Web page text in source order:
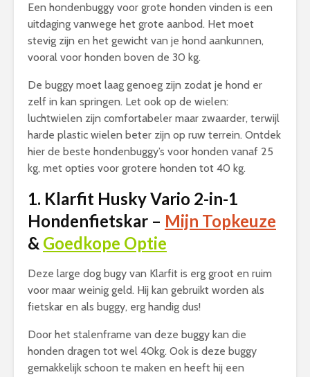
Een hondenbuggy voor grote honden vinden is een
uitdaging vanwege het grote aanbod. Het moet
stevig zijn en het gewicht van je hond aankunnen,
vooral voor honden boven de 30 kg.
De buggy moet laag genoeg zijn zodat je hond er
zelf in kan springen. Let ook op de wielen:
luchtwielen zijn comfortabeler maar zwaarder, terwijl
harde plastic wielen beter zijn op ruw terrein. Ontdek
hier de beste hondenbuggy’s voor honden vanaf 25
kg, met opties voor grotere honden tot 40 kg.
1. Klarfit Husky Vario 2-in-1
Hondenfietskar – Mijn Topkeuze
& Goedkope Optie
Deze large dog bugy van Klarfit is erg groot en ruim
voor maar weinig geld. Hij kan gebruikt worden als
fietskar en als buggy, erg handig dus!
Door het stalenframe van deze buggy kan die
honden dragen tot wel 40kg. Ook is deze buggy
gemakkelijk schoon te maken en heeft hij een